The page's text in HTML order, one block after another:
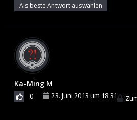
Als beste Antwort auswählen
Ka-Ming M
0 23. Juni 2013 um 18:31